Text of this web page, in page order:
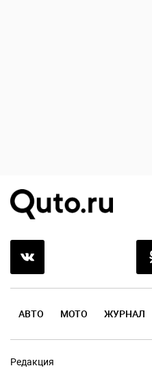
АВТО МОТО ЖУРНАЛ
Редакция